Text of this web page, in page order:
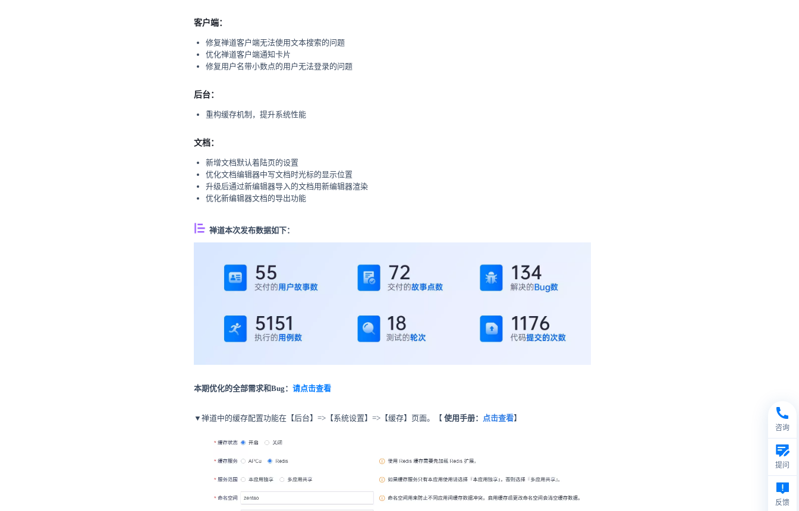
客户端：
修复禅道客户端无法使用文本搜索的问题
优化禅道客户端通知卡片
修复用户名带小数点的用户无法登录的问题
后台：
重构缓存机制，提升系统性能
文档：
新增文档默认着陆页的设置
优化文档编辑器中写文档时光标的显示位置
升级后通过新编辑器导入的文档用新编辑器渲染
优化新编辑器文档的导出功能
禅道本次发布数据如下：
本期优化的全部需求和Bug： 请点击查看
▼禅道中的缓存配置功能在【后台】=>【系统设置】=>【缓存】页面。【 使用手册： 点击查看】
咨询
提问
反馈